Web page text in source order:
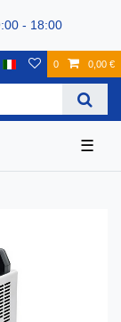
- 18:00
0 0,00 €
☰